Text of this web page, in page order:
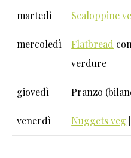
martedì Scaloppine
mercoledì Flatbread
verdure
giovedì Pranzo
venerdì Nuggets veg